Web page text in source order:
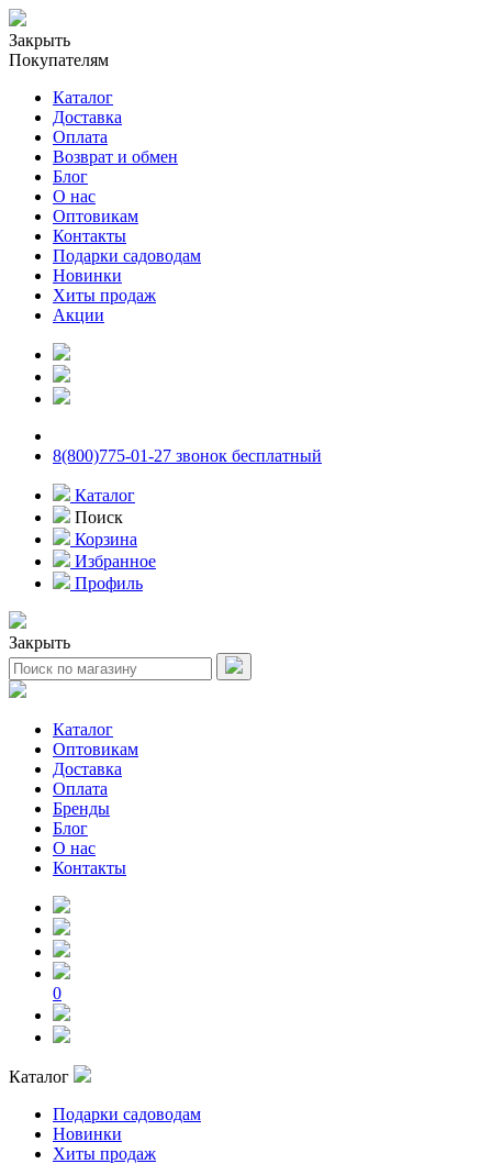
Закрыть
Покупателям
Каталог
Доставка
Оплата
Возврат и обмен
Блог
О нас
Оптовикам
Контакты
Подарки садоводам
Новинки
Хиты продаж
Акции
8(800)775-01-27 звонок бесплатный
Каталог
Поиск
Корзина
Избранное
Профиль
Закрыть
Каталог
Оптовикам
Доставка
Оплата
Бренды
Блог
О нас
Контакты
0
Каталог
Подарки садоводам
Новинки
Хиты продаж